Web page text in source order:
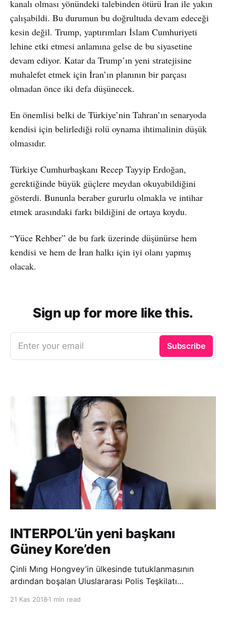
kanalı olması yönündeki talebinden ötürü İran ile yakın
çalışabildi. Bu durumun bu doğrultuda devam edeceği
kesin değil. Trump, yaptırımları İslam Cumhuriyeti
lehine etki etmesi anlamına gelse de bu siyasetine
devam ediyor. Katar da Trump’ın yeni stratejisine
muhalefet etmek için İran’ın planının bir parçası
olmadan önce iki defa düşünecek.
En önemlisi belki de Türkiye’nin Tahran’ın senaryoda
kendisi için belirlediği rolü oynama ihtimalinin düşük
olmasıdır.
Türkiye Cumhurbaşkanı Recep Tayyip Erdoğan,
gerektiğinde büyük güçlere meydan okuyabildiğini
gösterdi. Bununla beraber gururlu olmakla ve intihar
etmek arasındaki farkı bildiğini de ortaya koydu.
“Yüce Rehber” de bu fark üzerinde düşünürse hem
kendisi ve hem de İran halkı için iyi olanı yapmış
olacak.
Sign up for more like this.
Enter your email Subscribe
INTERPOL’ün yeni başkanı
Güney Kore’den
Çinli Mıng Hongvey’in ülkesinde tutuklanmasının
ardından boşalan Uluslararası Polis Teşkilatı
21 Kas 2018 1 min read